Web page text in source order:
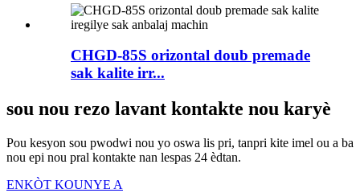
CHGD-85S orizontal doub premade
sak kalite irr...
sou nou rezo lavant kontakte nou karyè
Pou kesyon sou pwodwi nou yo oswa lis pri, tanpri kite imel ou a ba
nou epi nou pral kontakte nan lespas 24 èdtan.
ENKÒT KOUNYE A